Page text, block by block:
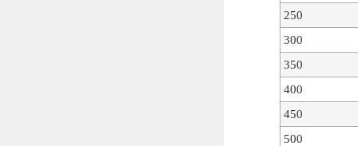
250
300
350
400
450
500